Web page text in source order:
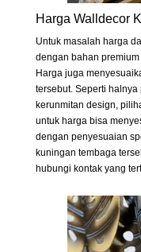
Harga Walldecor
Untuk masalah harga
dengan bahan
Harga juga
tersebut. Seperti
kerunmitan design,
untuk harga bisa
dengan penyesuaian
kuningan tembaga
hubungi kontak yang